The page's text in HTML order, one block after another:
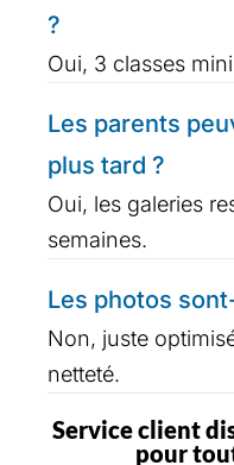
?
Oui, 3 classes
Les parents
plus tard ?
Oui, les galeries
semaines.
Les photos
Non, juste
netteté.
Service client
pour